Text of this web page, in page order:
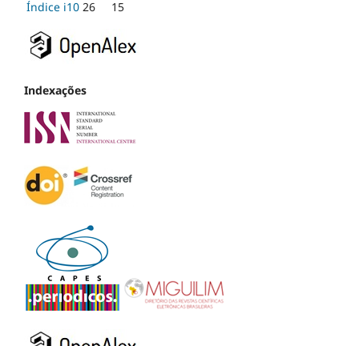
Índice i10 26 15
Indexações